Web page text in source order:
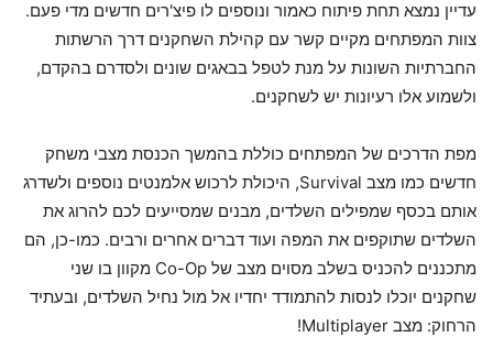
עדיין נמצא תחת פיתוח כאמור ונוספים לו פיצ'רים חדשים מדי פעם.
צוות המפתחים מקיים קשר עם קהילת השחקנים דרך הרשתות
החברתיות השונות על מנת לטפל בבאגים שונים ולסדרם בהקדם,
ולשמוע אלו רעיונות יש לשחקנים.
מפת הדרכים של המפתחים כוללת בהמשך הכנסת מצבי משחק
חדשים כמו מצב Survival, היכולת לרכוש אלמנטים נוספים ולשדרג
אותם בכסף שמפילים השלדים, מבנים שמסייעים לכם להרוג את
השלדים שתוקפים את המפה ועוד דברים אחרים ורבים. כמו-כן, הם
מתכננים להכניס בשלב מסוים מצב של Co-Op מקוון בו שני
שחקנים יוכלו לנסות להתמודד יחדיו אל מול נחיל השלדים, ובעתיד
הרחוק: מצב Multiplayer!